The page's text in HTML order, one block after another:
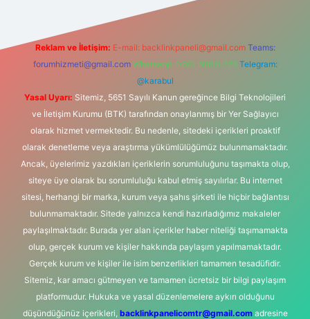
Reklam ve İletişim: E-mail: backlinkpaneli@gmail.com Teams:
forumhizmeti@gmail.com Whatsapp: 0262 606 0 726 Telegram:
@karabul
Yasal Uyarı: Sitemiz, 5651 Sayılı Kanun gereğince Bilgi Teknolojileri
ve İletişim Kurumu (BTK) tarafından onaylanmış bir Yer Sağlayıcı
olarak hizmet vermektedir. Bu nedenle, sitedeki içerikleri proaktif
olarak denetleme veya araştırma yükümlülüğümüz bulunmamaktadır.
Ancak, üyelerimiz yazdıkları içeriklerin sorumluluğunu taşımakta olup,
siteye üye olarak bu sorumluluğu kabul etmiş sayılırlar. Bu internet
sitesi, herhangi bir marka, kurum veya şahıs şirketi ile hiçbir bağlantısı
bulunmamaktadır. Sitede yalnızca kendi hazırladığımız makaleler
paylaşılmaktadır. Burada yer alan içerikler haber niteliği taşımamakta
olup, gerçek kurum ve kişiler hakkında paylaşım yapılmamaktadır.
Gerçek kurum ve kişiler ile isim benzerlikleri tamamen tesadüfidir.
Sitemiz, kar amacı gütmeyen ve tamamen ücretsiz bir bilgi paylaşım
platformudur. Hukuka ve yasal düzenlemelere aykırı olduğunu
düşündüğünüz içerikleri, backlinkpanelicomtr@gmail.comadresine